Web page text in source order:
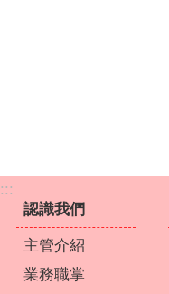
:::
認識我們
主管介紹
業務職掌